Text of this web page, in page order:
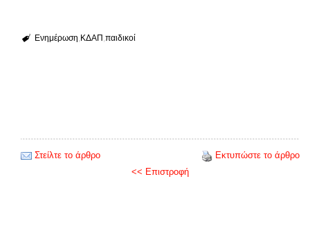
Ενημέρωση ΚΔΑΠ παιδικοί
Στείλτε το άρθρο
Εκτυπώστε το άρθρο
<< Επιστροφή